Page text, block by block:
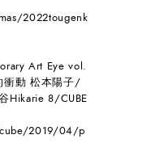
2022tougenk
Art Eye vol.
衝動 松本陽子/
Hikarie 8/CUBE
2019/04/p